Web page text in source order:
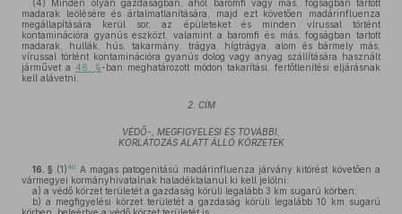
(4) Minden olyan gazdaságban, ahol baromfi vagy más, fogságban tartott
madarak leölésére és ártalmatlanítására, majd ezt követően madárinfluenza
megállapítására kerül sor, az épületeket és minden vírussal történt
kontaminációra gyanús eszközt, valamint a baromfi és más, fogságban tartott
madarak, hullák, hús, takarmány, trágya, hígtrágya, alom és bármely más,
vírussal történt kontaminációra gyanús dolog vagy anyag szállítására használt
járművet a 46. §-ban meghatározott módon takarítási, fertőtlenítési eljárásnak
kell alávetni.
2. CÍM
VÉDŐ-, MEGFIGYELÉSI ÉS TOVÁBBI,
KORLÁTOZÁS ALATT ÁLLÓ KÖRZETEK
16. § (1)40 A magas patogenitású madárinfluenza járvány kitörést követően a
vármegyei kormányhivatalnak haladéktalanul ki kell jelölni:
a) a védő körzet területét a gazdaság körüli legalább 3 km sugarú körben;
b) a megfigyelési körzet területét a gazdaság körüli legalább 10 km sugarú